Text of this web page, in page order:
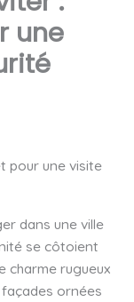
une
pour une visite
dans une ville
se côtoient
charme rugueux
ornées